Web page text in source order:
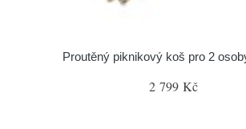
Proutěný piknikový koš pro 2
2 799 Kč